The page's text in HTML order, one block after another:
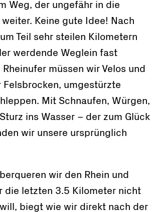
Weg, der ungefähr in die
Keine gute Idee! Nach
Teil sehr steilen Kilometern
werdende Weglein fast
müssen wir Velos und
Felsbrocken, umgestürzte
Mit Schnaufen, Würgen,
ins Wasser – der zum Glück
wir unsere ursprünglich
wir den Rhein und
die letzten 3.5 Kilometer nicht
biegt wie wir direkt nach der